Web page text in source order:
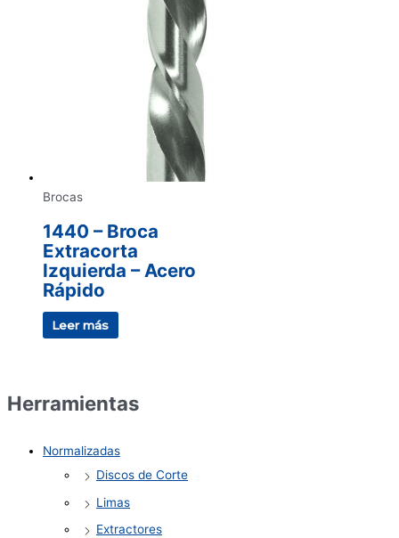
Brocas
1440 – Broca
Extracorta
Izquierda – Acero
Rápido
Leer más
Herramientas
Normalizadas
Discos de Corte
Limas
Extractores